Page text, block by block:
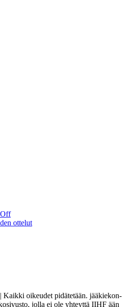
ottelut
oikeudet pidätetään. jääkiekon-
jolla ei ole yhteyttä IIHF ään